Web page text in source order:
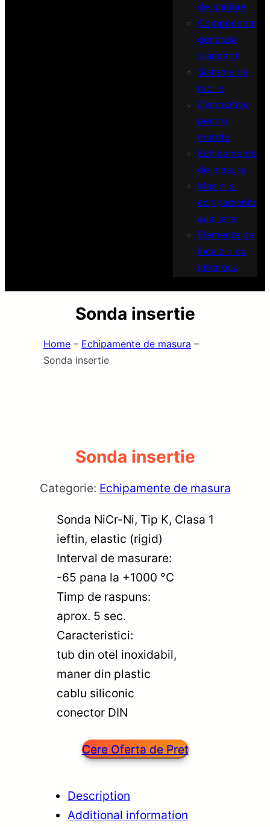
de ghidare
Componente
generale
standard
Sisteme de
racire
Dispozitive
pentru
matrite
Echipamente
de masura
Masini si
echipamente
auxiliare
Elemente de
incalziri cu
infrarosu
Sonda insertie
Home – Echipamente de masura –
Sonda insertie
Sonda insertie
Categorie: Echipamente de masura
Sonda NiCr-Ni, Tip K, Clasa 1
ieftin, elastic (rigid)
Interval de masurare:
-65 pana la +1000 °C
Timp de raspuns:
aprox. 5 sec.
Caracteristici:
tub din otel inoxidabil,
maner din plastic
cablu siliconic
conector DIN
Cere Oferta de Pret
Description
Additional information